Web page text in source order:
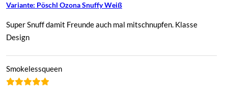
Variante: Pöschl Ozona Snuffy Weiß
Super Snuff damit Freunde auch mal mitschnupfen. Klasse
Design
Smokelessqueen